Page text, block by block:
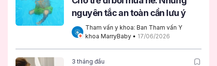
nguyên tắc an toàn cần lưu ý
Tham vấn y khoa: Ban Tham vấn Y
khoa MarryBaby • 17/06/2026
3 tháng đầu